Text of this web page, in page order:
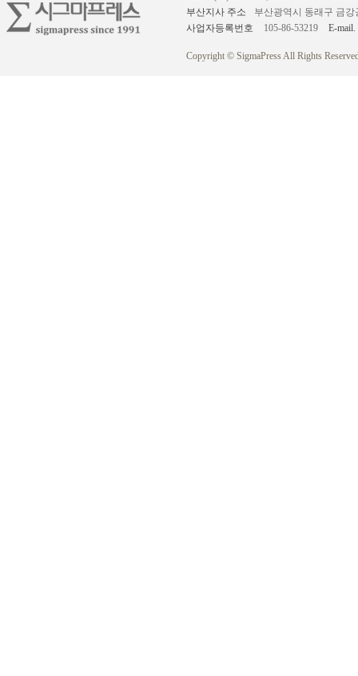
부산지사 주소
부산광역시 동래구 금강
사업자등록번호
105-86-53219 E-mail.
Copyright © SigmaPress All Rights